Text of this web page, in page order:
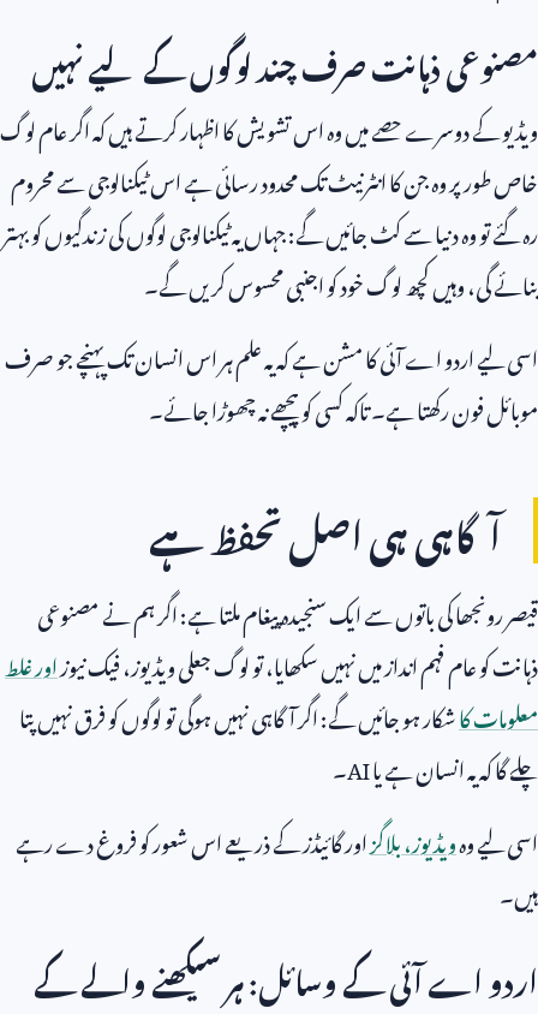
مصنوعی ذہانت صرف چند لوگوں کے لیے نہیں
ویڈیو کے دوسرے حصے میں وہ اس تشویش کا اظہار کرتے ہیں کہ اگر عام لوگ
خاص طور پر وہ جن کا انٹرنیٹ تک محدود رسائی ہے اس ٹیکنالوجی سے محروم
رہ گئے تو وہ دنیا سے کٹ جائیں گے: جہاں یہ ٹیکنالوجی لوگوں کی زندگیوں کو بہتر
بنائے گی، وہیں کچھ لوگ خود کو اجنبی محسوس کریں گے۔
اسی لیے اردو اے آئی کا مشن ہے کہ یہ علم ہر اس انسان تک پہنچے جو صرف
موبائل فون رکھتا ہے۔ تاکہ کسی کو پیچھے نہ چھوڑا جائے۔
آگاہی ہی اصل تحفظ ہے
قیصر رونجھا کی باتوں سے ایک سنجیدہ پیغام ملتا ہے: اگر ہم نے مصنوعی
ذہانت کو عام فہم انداز میں نہیں سکھایا، تو لوگ جعلی ویڈیوز، فیک نیوزاور غلط
معلومات کاشکار ہو جائیں گے: اگر آگاہی نہیں ہوگی تو لوگوں کو فرق نہیں پتا
چلے گا کہ یہ انسان ہے یاAI۔
اسی لیے وہویڈیوز، بلاگزاور گائیڈز کے ذریعے اس شعور کو فروغ دے رہے
ہیں۔
اردو اے آئی کے وسائل: ہر سیکھنے والے کے